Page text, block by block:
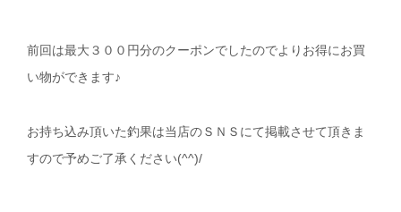
前回は最大３００円分のクーポンでしたのでよりお得にお買
い物ができます♪
お持ち込み頂いた釣果は当店のＳＮＳにて掲載させて頂きま
すので予めご了承ください(^^)/